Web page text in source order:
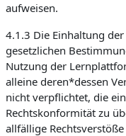
aufweisen.
4.1.3 Die Einhaltung
gesetzlichen
Nutzung der
alleine deren*dessen
nicht verpflichtet, die
Rechtskonformität zu
allfällige